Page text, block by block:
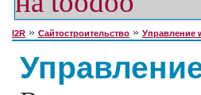
I2R » Сайтостроительство » Управление